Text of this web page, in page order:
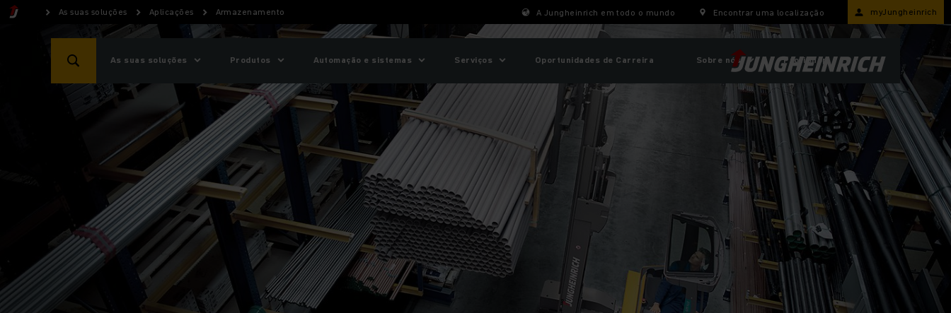
As suas soluções Aplicações Armazenamento A Jungheinrich em todo o mundo Encontrar uma localização myJungheinrich
As suas soluções Produtos Automação e sistemas Serviços Oportunidades de Carreira Sobre nós ProfiShop